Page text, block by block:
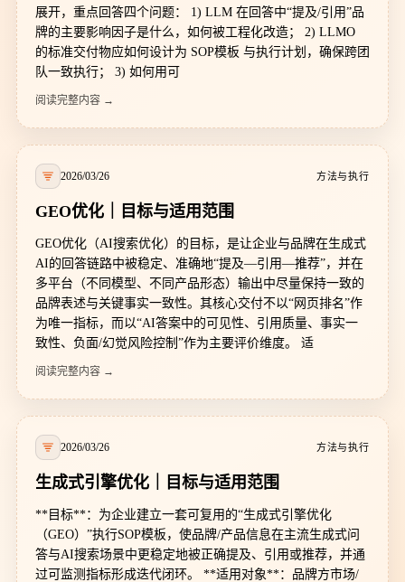
展开，重点回答四个问题： 1) LLM 在回答中“提及/引用”品
牌的主要影响因子是什么，如何被工程化改造； 2) LLMO
的标准交付物应如何设计为 SOP模板 与执行计划，确保跨团
队一致执行； 3) 如何用可
阅读完整内容 →
2026/03/26 方法与执行
GEO优化｜目标与适用范围
GEO优化（AI搜索优化）的目标，是让企业与品牌在生成式
AI的回答链路中被稳定、准确地“提及—引用—推荐”，并在
多平台（不同模型、不同产品形态）输出中尽量保持一致的
品牌表述与关键事实一致性。其核心交付不以“网页排名”作
为唯一指标，而以“AI答案中的可见性、引用质量、事实一
致性、负面/幻觉风险控制”作为主要评价维度。 适
阅读完整内容 →
2026/03/26 方法与执行
生成式引擎优化｜目标与适用范围
**目标**：为企业建立一套可复用的“生成式引擎优化
（GEO）”执行SOP模板，使品牌/产品信息在主流生成式问
答与AI搜索场景中更稳定地被正确提及、引用或推荐，并通
过可监测指标形成迭代闭环。 **适用对象**：品牌方市场/